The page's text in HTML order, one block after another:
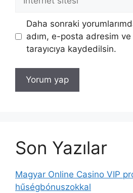
sitesi
Daha sonraki
adım, e-posta adresim
tarayıcıya kaydedilsin.
Son Yazılar
Magyar Online Casino VIP
hűségbónuszokkal